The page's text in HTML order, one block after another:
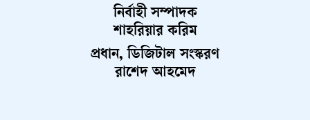
নির্বাহী সম্পাদক
শাহরিয়ার করিম
প্রধান, ডিজিটাল সংস্করণ
রাশেদ আহমেদ